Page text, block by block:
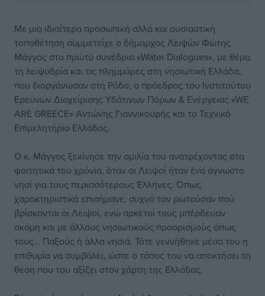
Με μια ιδιαίτερα προσωπική αλλά και ουσιαστική
τοποθέτηση συμμετείχε ο δήμαρχος Λειψών Φώτης
Μάγγος στο πρώτο συνέδριο «Water Dialogues», με θέμα
τη λειψυδρία και τις πλημμύρες στη νησιωτική Ελλάδα,
που διοργάνωσαν στη Ρόδο, ο πρόεδρος του Ινστιτούτου
Ερευνών Διαχείρισης Υδάτινων Πόρων & Ενέργειας «WE
ARE GREECE» Αντώνης Γιαννικουρής και το Τεχνικό
Επιμελητήριο Ελλάδας.
Ο κ. Μάγγος ξεκίνησε την ομιλία του ανατρέχοντας στα
φοιτητικά του χρόνια, όταν οι Λειψοί ήταν ένα άγνωστο
νησί για τους περισσότερους Έλληνες. Όπως
χαρακτηριστικά επισήμανε, συχνά τον ρωτούσαν πού
βρίσκονται οι Λειψοί, ενώ αρκετοί τους μπέρδευαν
ακόμη και με άλλους νησιωτικούς προορισμούς όπως
τους… Παξούς ή άλλα νησιά. Τότε γεννήθηκε μέσα του η
επιθυμία να συμβάλει, ώστε ο τόπος του να αποκτήσει τη
θέση που του αξίζει στον χάρτη της Ελλάδας.